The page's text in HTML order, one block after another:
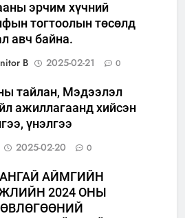
эрчим хүчний
тогтоолын төсөлд
авч байна.
B
2025-02-21 0
тайлан, Мэдээлэл
ажиллагаанд хийсэн
үнэлгээ
2025-02-20 0
АЙМГИЙН
2024 ОНЫ